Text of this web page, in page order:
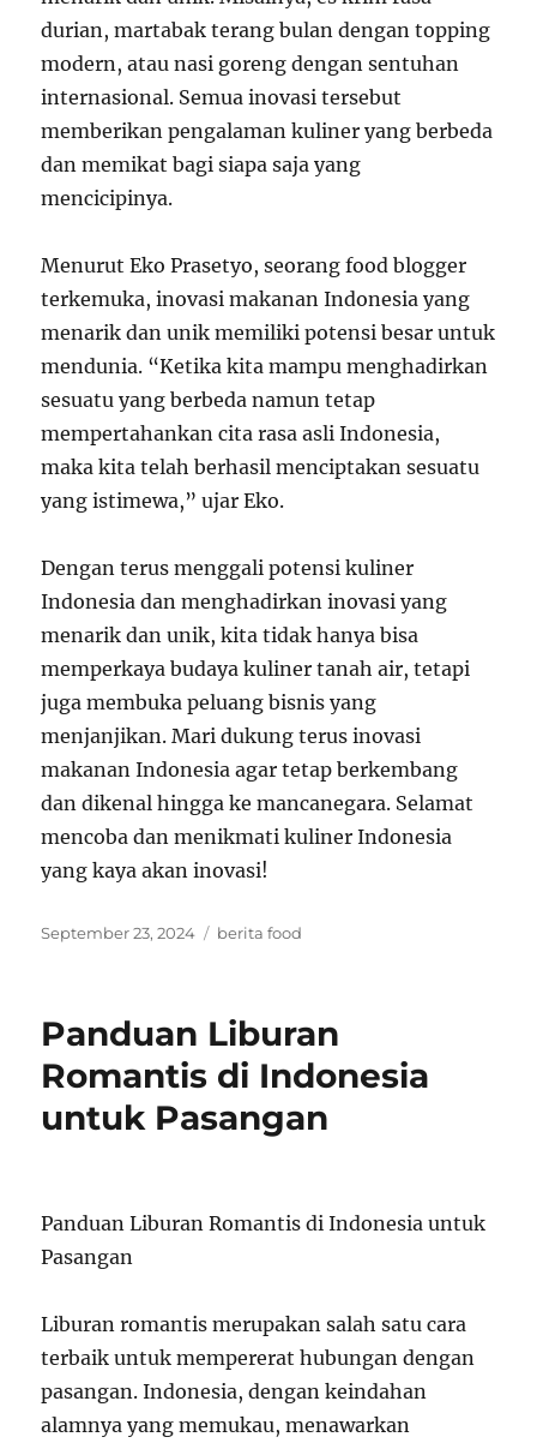
durian, martabak terang bulan dengan topping
modern, atau nasi goreng dengan sentuhan
internasional. Semua inovasi tersebut
memberikan pengalaman kuliner yang berbeda
dan memikat bagi siapa saja yang
mencicipinya.
Menurut Eko Prasetyo, seorang food blogger
terkemuka, inovasi makanan Indonesia yang
menarik dan unik memiliki potensi besar untuk
mendunia. “Ketika kita mampu menghadirkan
sesuatu yang berbeda namun tetap
mempertahankan cita rasa asli Indonesia,
maka kita telah berhasil menciptakan sesuatu
yang istimewa,” ujar Eko.
Dengan terus menggali potensi kuliner
Indonesia dan menghadirkan inovasi yang
menarik dan unik, kita tidak hanya bisa
memperkaya budaya kuliner tanah air, tetapi
juga membuka peluang bisnis yang
menjanjikan. Mari dukung terus inovasi
makanan Indonesia agar tetap berkembang
dan dikenal hingga ke mancanegara. Selamat
mencoba dan menikmati kuliner Indonesia
yang kaya akan inovasi!
Posted
September 23, 2024 Tags
berita food
Panduan Liburan
Romantis di Indonesia
untuk Pasangan
Panduan Liburan Romantis di Indonesia untuk
Pasangan
Liburan romantis merupakan salah satu cara
terbaik untuk mempererat hubungan dengan
pasangan. Indonesia, dengan keindahan
alamnya yang memukau, menawarkan